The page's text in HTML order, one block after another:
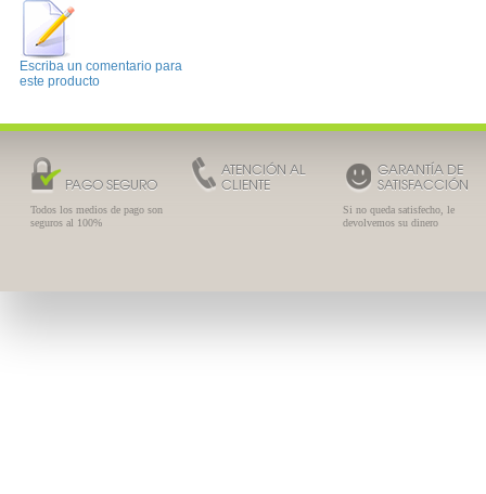
Escriba un comentario para
este producto
PAGO SEGURO
Todos los medios de pago son
seguros al 100%
ATENCIÓN AL
CLIENTE
GARANTÍA DE
SATISFACCIÓN
Si no queda satisfecho, le
devolvemos su dinero